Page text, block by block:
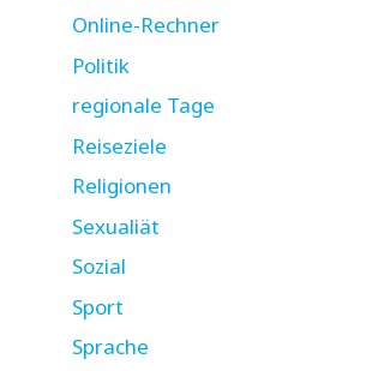
Online-Rechner
Politik
regionale Tage
Reiseziele
Religionen
Sexualiät
Sozial
Sport
Sprache